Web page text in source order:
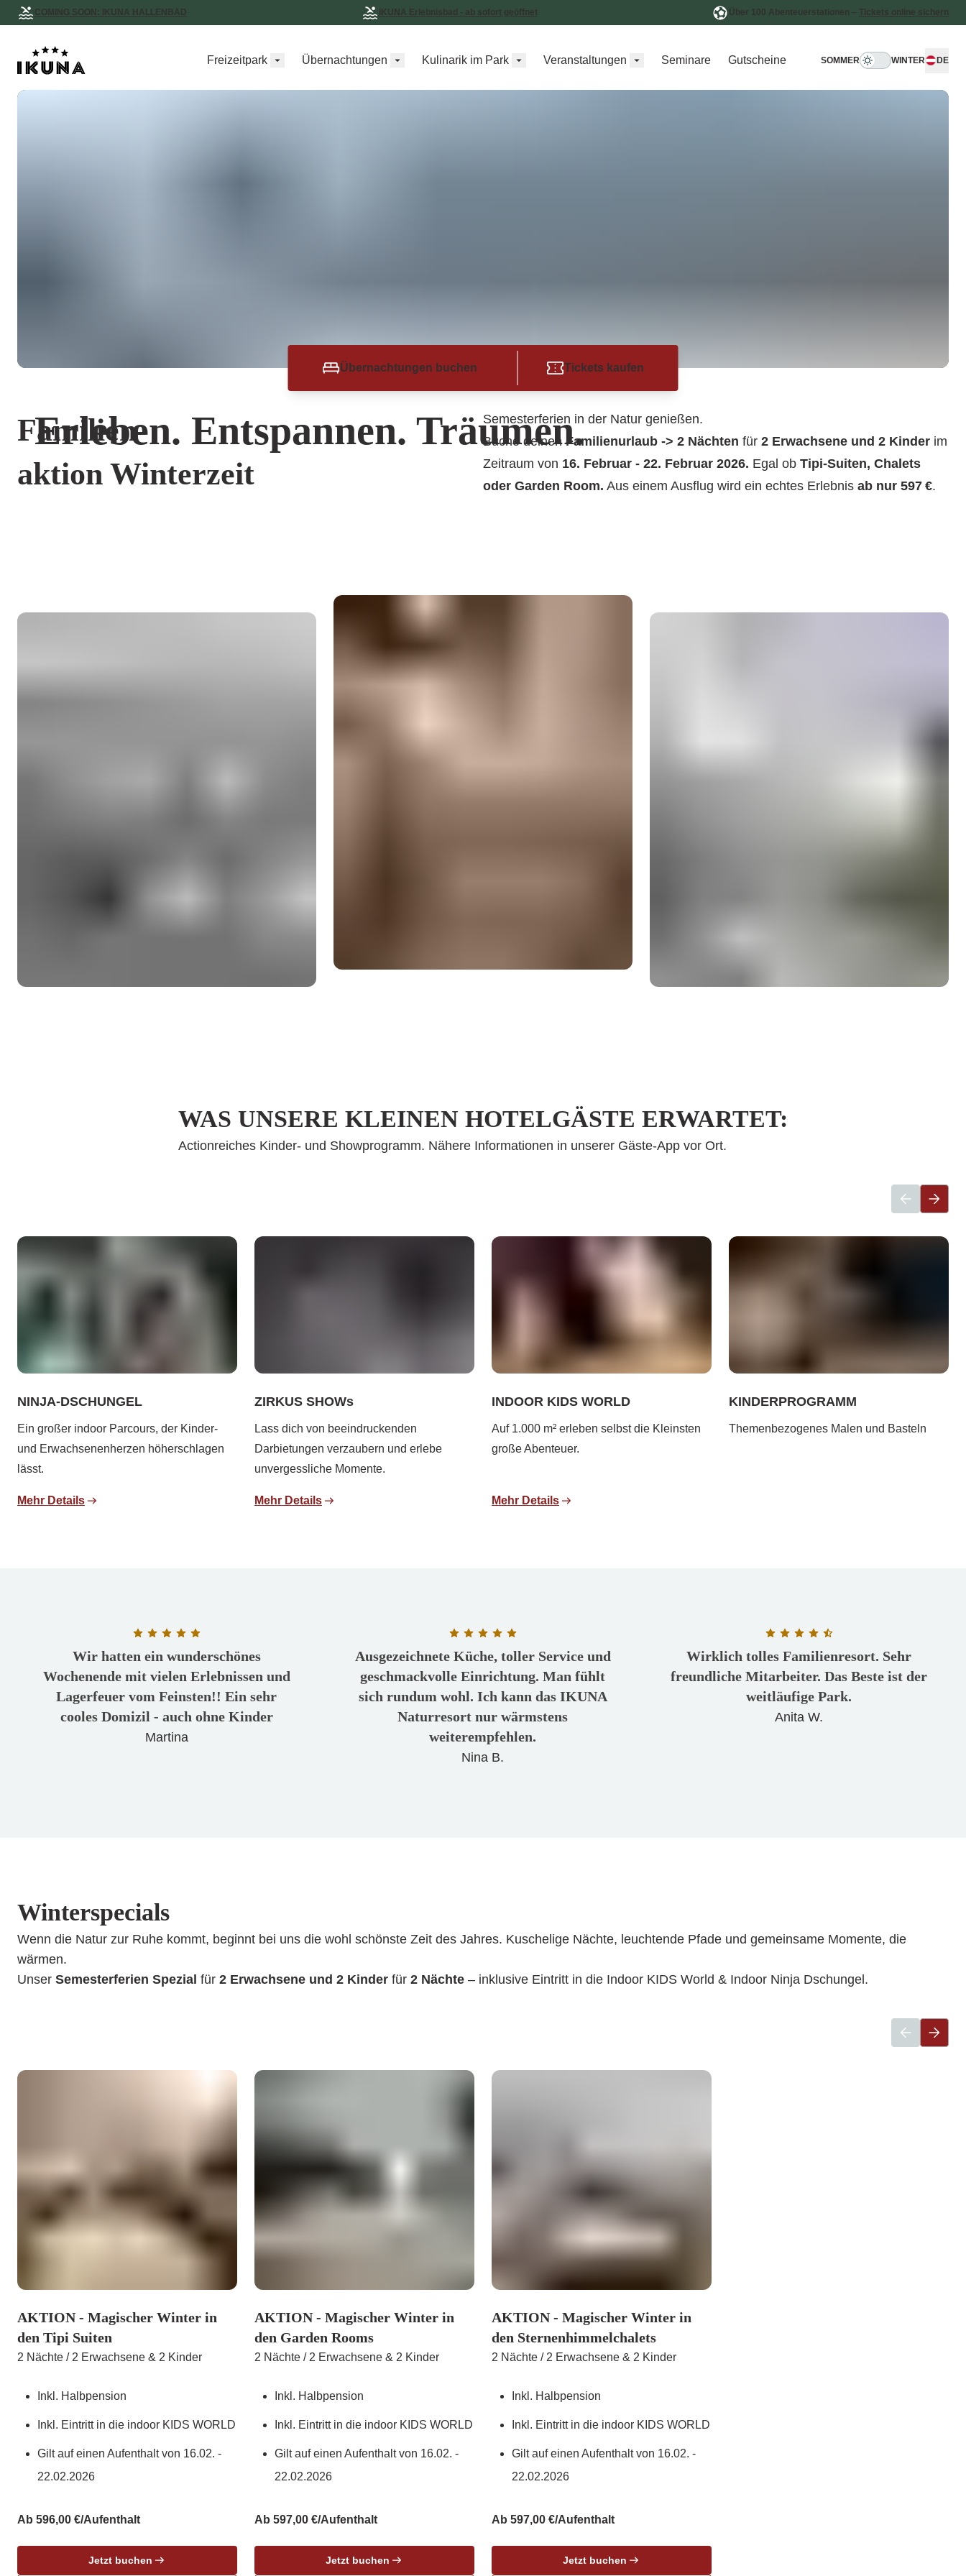
COMING SOON: IKUNA HALLENBAD IKUNA Erlebnisbad - ab sofort geöffnet Über 100 Abenteuerstationen – Tickets online sichern
Freizeitpark Übernachtungen Kulinarik im Park Veranstaltungen Seminare Gutscheine SOMMER WINTER DE
Erleben. Entspannen. Träumen.
Übernachtungen buchen Tickets kaufen
Familien-
aktion Winterzeit
Semesterferien in der Natur genießen.
Buche deinenFamilienurlaub -> 2 Nächten für 2 Erwachsene und 2 Kinder im
Zeitraum von 16. Februar - 22. Februar 2026. Egal ob Tipi-Suiten, Chalets
oder Garden Room. Aus einem Ausflug wird ein echtes Erlebnis ab nur 597 €.
WAS UNSERE KLEINEN HOTELGÄSTE ERWARTET:
Actionreiches Kinder- und Showprogramm. Nähere Informationen in unserer Gäste-App vor Ort.
NINJA-DSCHUNGEL
Ein großer indoor Parcours, der Kinder-
und Erwachsenenherzen höherschlagen
lässt.
Mehr Details
ZIRKUS SHOWs
Lass dich von beeindruckenden
Darbietungen verzaubern und erlebe
unvergessliche Momente.
Mehr Details
INDOOR KIDS WORLD
Auf 1.000 m² erleben selbst die Kleinsten
große Abenteuer.
Mehr Details
KINDERPROGRAMM
Themenbezogenes Malen und Basteln
Bewertung: 5 von 5 Sternen
Wir hatten ein wunderschönes
Wochenende mit vielen Erlebnissen und
Lagerfeuer vom Feinsten!! Ein sehr
cooles Domizil - auch ohne Kinder
Martina
Bewertung: 5 von 5 Sternen
Ausgezeichnete Küche, toller Service und
geschmackvolle Einrichtung. Man fühlt
sich rundum wohl. Ich kann das IKUNA
Naturresort nur wärmstens
weiterempfehlen.
Nina B.
Bewertung: 4.5 von 5 Sternen
Wirklich tolles Familienresort. Sehr
freundliche Mitarbeiter. Das Beste ist der
weitläufige Park.
Anita W.
Winterspecials
Wenn die Natur zur Ruhe kommt, beginnt bei uns die wohl schönste Zeit des Jahres. Kuschelige Nächte, leuchtende Pfade und gemeinsame Momente, die
wärmen.
Unser Semesterferien Spezial für 2 Erwachsene und 2 Kinder für 2 Nächte – inklusive Eintritt in die Indoor KIDS World & Indoor Ninja Dschungel.
AKTION - Magischer Winter in
den Tipi Suiten
2 Nächte / 2 Erwachsene & 2 Kinder
Inkl. Halbpension
Inkl. Eintritt in die indoor KIDS WORLD
Gilt auf einen Aufenthalt von 16.02. -
22.02.2026
Ab 596,00 €/Aufenthalt
Jetzt buchen
AKTION - Magischer Winter in
den Garden Rooms
2 Nächte / 2 Erwachsene & 2 Kinder
Inkl. Halbpension
Inkl. Eintritt in die indoor KIDS WORLD
Gilt auf einen Aufenthalt von 16.02. -
22.02.2026
Ab 597,00 €/Aufenthalt
Jetzt buchen
AKTION - Magischer Winter in
den Sternenhimmelchalets
2 Nächte / 2 Erwachsene & 2 Kinder
Inkl. Halbpension
Inkl. Eintritt in die indoor KIDS WORLD
Gilt auf einen Aufenthalt von 16.02. -
22.02.2026
Ab 597,00 €/Aufenthalt
Jetzt buchen